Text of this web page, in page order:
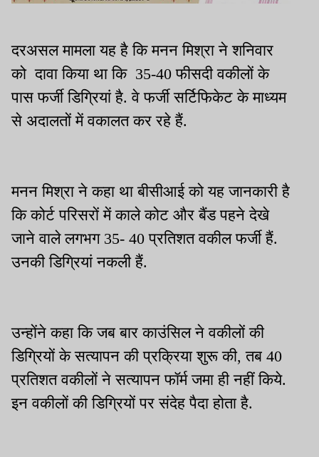
दरअसल मामला यह है कि मनन मिश्रा ने शनिवार
को दावा किया था कि 35-40 फीसदी वकीलों के
पास फर्जी डिग्रियां है. वे फर्जी सर्टिफिकेट के माध्यम
से अदालतों में वकालत कर रहे हैं.
मनन मिश्रा ने कहा था बीसीआई को यह जानकारी है
कि कोर्ट परिसरों में काले कोट और बैंड पहने देखे
जाने वाले लगभग 35- 40 प्रतिशत वकील फर्जी हैं.
उनकी डिग्रियां नकली हैं.
उन्होंने कहा कि जब बार काउंसिल ने वकीलों की
डिग्रियों के सत्यापन की प्रक्रिया शुरू की, तब 40
प्रतिशत वकीलों ने सत्यापन फॉर्म जमा ही नहीं किये.
इन वकीलों की डिग्रियों पर संदेह पैदा होता है.